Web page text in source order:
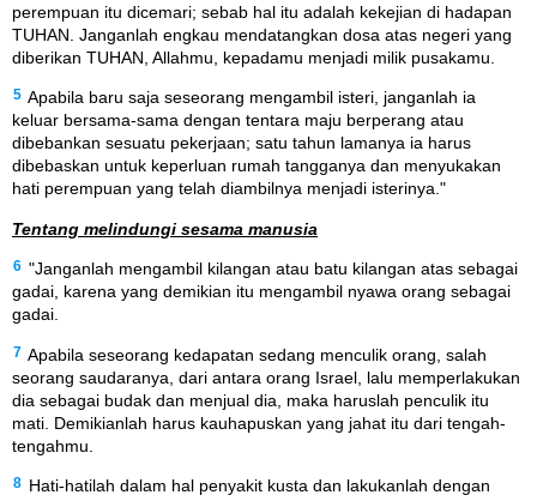
perempuan itu dicemari; sebab hal itu adalah kekejian di hadapan
TUHAN. Janganlah engkau mendatangkan dosa atas negeri yang
diberikan TUHAN, Allahmu, kepadamu menjadi milik pusakamu.
5 Apabila baru saja seseorang mengambil isteri, janganlah ia
keluar bersama-sama dengan tentara maju berperang atau
dibebankan sesuatu pekerjaan; satu tahun lamanya ia harus
dibebaskan untuk keperluan rumah tangganya dan menyukakan
hati perempuan yang telah diambilnya menjadi isterinya."
Tentang melindungi sesama manusia
6 "Janganlah mengambil kilangan atau batu kilangan atas sebagai
gadai, karena yang demikian itu mengambil nyawa orang sebagai
gadai.
7 Apabila seseorang kedapatan sedang menculik orang, salah
seorang saudaranya, dari antara orang Israel, lalu memperlakukan
dia sebagai budak dan menjual dia, maka haruslah penculik itu
mati. Demikianlah harus kauhapuskan yang jahat itu dari tengah-
tengahmu.
8 Hati-hatilah dalam hal penyakit kusta dan lakukanlah dengan